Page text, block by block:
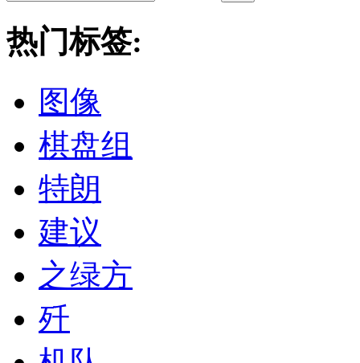
热门标签:
图像
棋盘组
特朗
建议
之绿方
歼